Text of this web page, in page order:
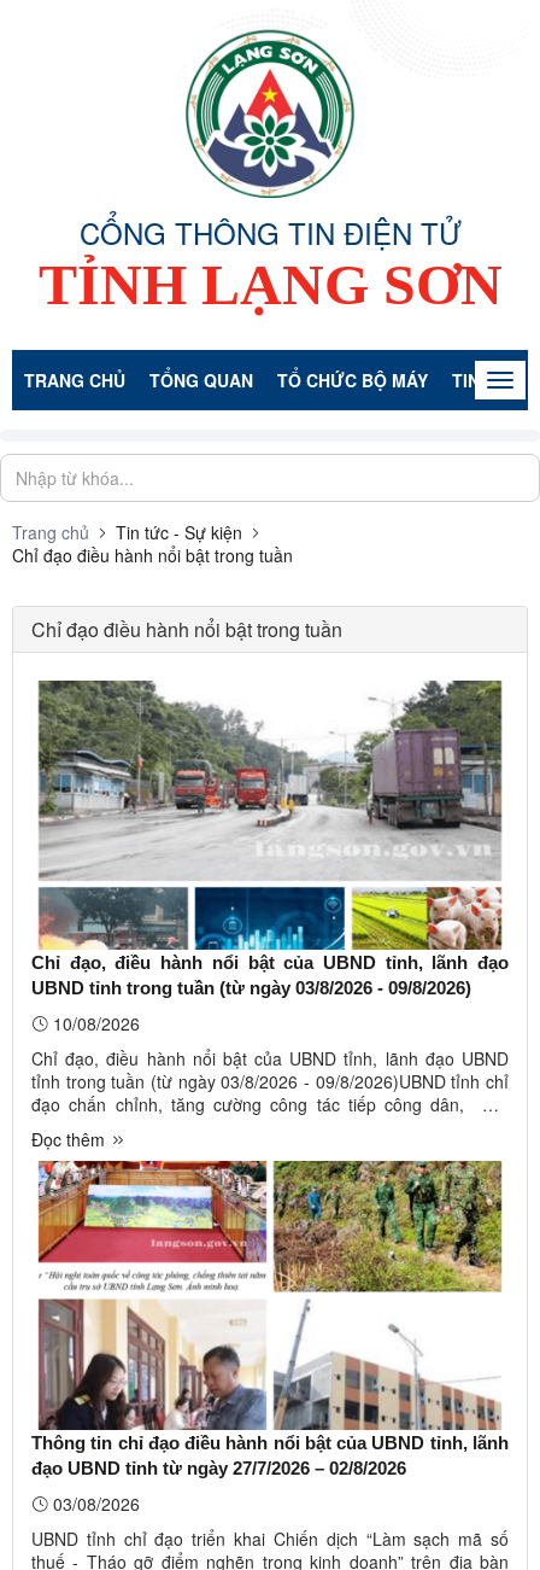
CỔNG THÔNG TIN ĐIỆN TỬ
TỈNH LẠNG SƠN
TRANG CHỦ TỔNG QUAN TỔ CHỨC BỘ MÁY TIN TỨC -
Trang chủ
Tin tức - Sự kiện
Chỉ đạo điều hành nổi bật trong tuần
Chỉ đạo điều hành nổi bật trong tuần
Chỉ đạo, điều hành nổi bật của UBND tỉnh, lãnh đạo
UBND tỉnh trong tuần (từ ngày 03/8/2026 - 09/8/2026)
10/08/2026
Chỉ đạo, điều hành nổi bật của UBND tỉnh, lãnh đạo UBND
tỉnh trong tuần (từ ngày 03/8/2026 - 09/8/2026)UBND tỉnh chỉ
đạo chấn chỉnh, tăng cường công tác tiếp công dân, giải
quyết khiếu nại, tố cáo; Chỉ đạo thống nhất đầu mối quản lý,
điều phối hạ tầng và dữ liệu số trên địa bàn tỉnh; Kế hoạch
thực ...
Đọc thêm
Thông tin chỉ đạo điều hành nổi bật của UBND tỉnh, lãnh
đạo UBND tỉnh từ ngày 27/7/2026 – 02/8/2026
03/08/2026
UBND tỉnh chỉ đạo triển khai Chiến dịch “Làm sạch mã số
thuế - Tháo gỡ điểm nghẽn trong kinh doanh” trên địa bàn